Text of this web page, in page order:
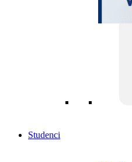
Studenci